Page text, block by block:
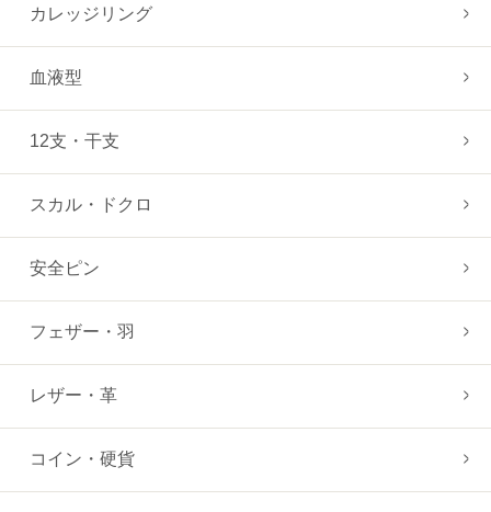
カレッジリング
血液型
12支・干支
スカル・ドクロ
安全ピン
フェザー・羽
レザー・革
コイン・硬貨